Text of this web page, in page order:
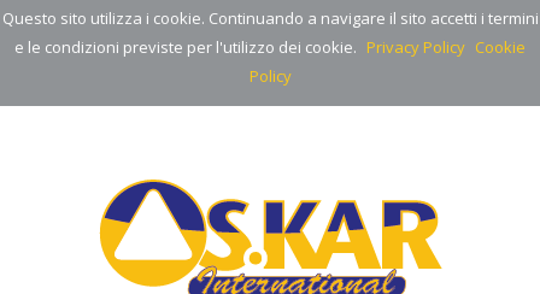
Questo sito utilizza i cookie. Continuando a navigare il sito accetti i termini
e le condizioni previste per l'utilizzo dei cookie. Privacy Policy Cookie
Policy